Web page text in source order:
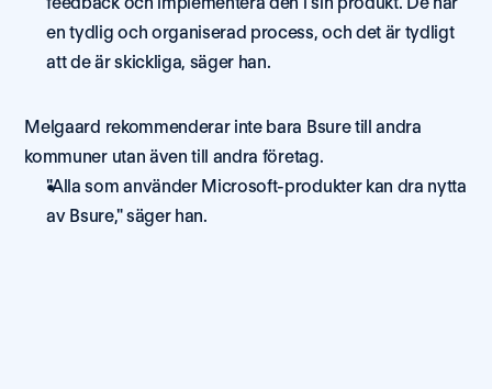
en tydlig och organiserad process, och det är tydligt
att de är skickliga, säger han.
Melgaard rekommenderar inte bara Bsure till andra
kommuner utan även till andra företag.
"Alla som använder Microsoft-produkter kan dra nytta
av Bsure," säger han.